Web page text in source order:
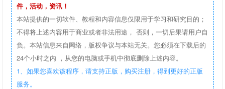
件，活动，资讯！
本站提供的一切软件、教程和内容信息仅限用于学习和研究目的；
不得将上述内容用于商业或者非法用途， 否则，一切后果请用户自
负。本站信息来自网络，版权争议与本站无关。您必须在下载后的
24个小时之内 ，从您的电脑或手机中彻底删除上述内容。
1、如果您喜欢该程序，请支持正版，购买注册，得到更好的正版
服务。